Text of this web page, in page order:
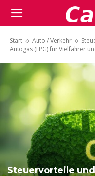
Carwebnews.com
Start Auto / Verkehr
Autogas (LPG) für Vielfahrer
Steuervorteile